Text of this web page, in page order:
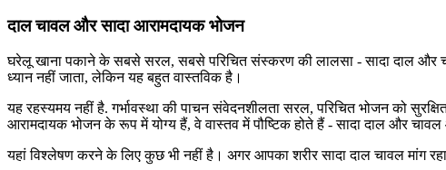
दाल चावल और सादा आरामदायक भोजन
घरेलू खाना पकाने के सबसे सरल, सबसे परिचित संस्करण की लालसा - सादा दाल और
ध्यान नहीं जाता, लेकिन यह बहुत वास्तविक है।
यह रहस्यमय नहीं है. गर्भावस्था की पाचन संवेदनशीलता सरल, परिचित भोजन को
आरामदायक भोजन के रूप में योग्य हैं, वे वास्तव में पौष्टिक होते हैं - सादा दाल और
यहां विश्लेषण करने के लिए कुछ भी नहीं है। अगर आपका शरीर सादा दाल चावल मांग